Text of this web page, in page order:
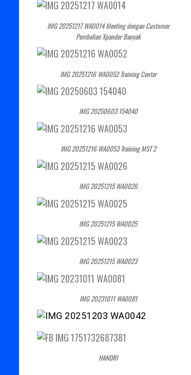
IMG 20251217 WA0014 Meeting dengan Customer
Pembelian Xpander Banyak
IMG 20251216 WA0052 Training Center
IMG 20250603 154040
IMG 20251216 WA0053 Training MST 2
IMG 20251215 WA0026
IMG 20251215 WA0025
IMG 20251215 WA0023
IMG 20231011 WA0081
HANDRI